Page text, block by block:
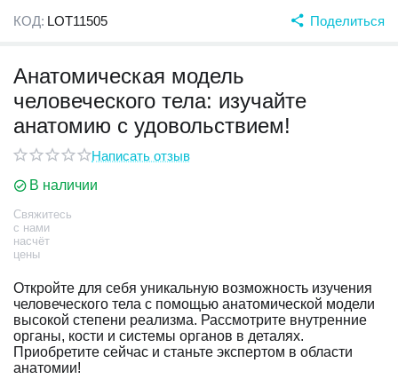
КОД: LOT11505 Поделиться
Анатомическая модель
человеческого тела: изучайте
анатомию с удовольствием!
Написать отзыв
В наличии
Свяжитесь
с нами
насчёт
цены
Откройте для себя уникальную возможность изучения
человеческого тела с помощью анатомической модели
высокой степени реализма. Рассмотрите внутренние
органы, кости и системы органов в деталях.
Приобретите сейчас и станьте экспертом в области
анатомии!